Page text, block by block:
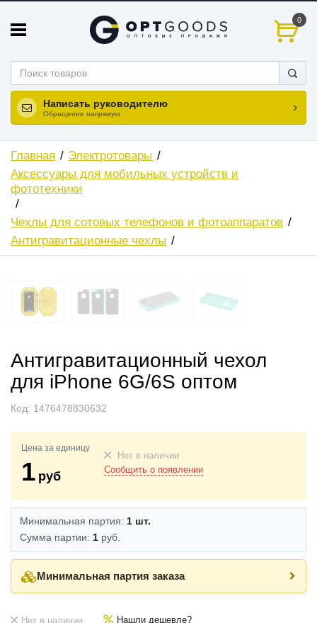
0
Написать руководителю
Обращение напрямую
Главная
Электротовары
Аксессуары для мобильных устройств и
фототехники
Чехлы для сотовых телефонов и фотоаппаратов
Антигравитационные чехлы
Антигравитационный чехол
для iPhone 6G/6S оптом
Код: 1476478830632
Цена за единицу
1 руб
Нет в наличии
Сообщить о появлении
Минимальная партия: 1 шт.
Сумма партии: 1 руб.
Минимальная партия заказа
Нет в наличии Нашли дешевле?